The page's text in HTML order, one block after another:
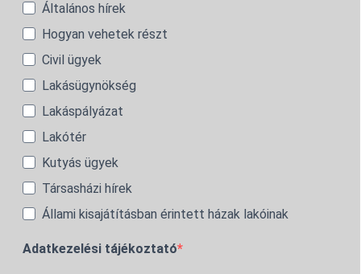
Általános hírek
Hogyan vehetek részt
Civil ügyek
Lakásügynökség
Lakáspályázat
Lakótér
Kutyás ügyek
Társasházi hírek
Állami kisajátításban érintett házak lakóinak
Adatkezelési tájékoztató